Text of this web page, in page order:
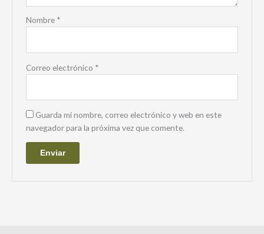
Nombre *
Correo electrónico *
Guarda mi nombre, correo electrónico y web en este
navegador para la próxima vez que comente.